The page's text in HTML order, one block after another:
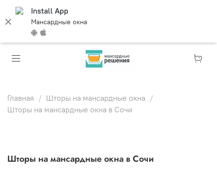
Install App
Мансардные окна
Главная
Шторы на мансардные окна
Шторы на мансардные окна в Сочи
Шторы на мансардные окна в Сочи